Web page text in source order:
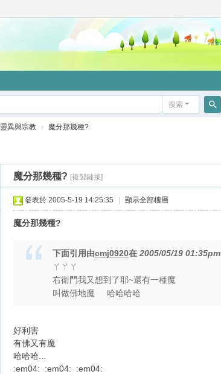
搜索
靈異與宗教 › 魔分那幾種?
魔分那幾種? [複製鏈接]
發表於 2005-5-19 14:25:35 顯示全部樓層
魔分那幾種?
下面引用由cmj0920在 2005/05/19 01:35pm
ㄚㄚㄚ
右衛門我又想到了耶~還有一種魔
叫做佛地魔 哈哈哈哈
好利害
有佛又有魔
哈哈哈...
:em04: :em04: :em04: